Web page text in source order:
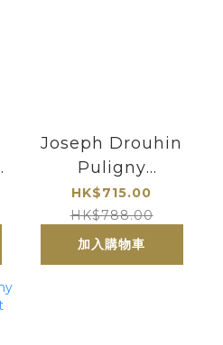
Joseph Drouhin
Puligny
Montrachet 2022
HK$715.00
HK$788.00
加入購物車